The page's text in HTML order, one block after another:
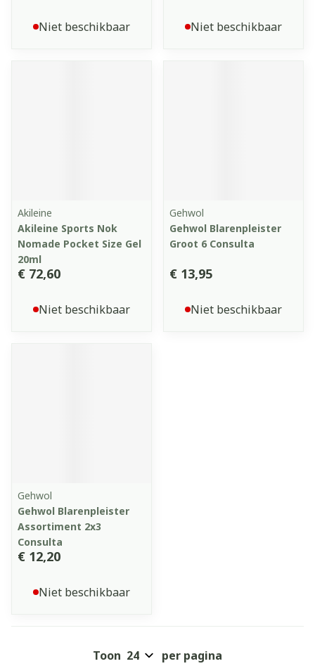
Niet beschikbaar Niet beschikbaar
Akileine
Akileine Sports Nok
Nomade Pocket Size Gel
20ml
€ 72,60
Niet beschikbaar
Gehwol
Gehwol Blarenpleister
Groot 6 Consulta
€ 13,95
Niet beschikbaar
Gehwol
Gehwol Blarenpleister
Assortiment 2x3
Consulta
€ 12,20
Niet beschikbaar
Toon per pagina